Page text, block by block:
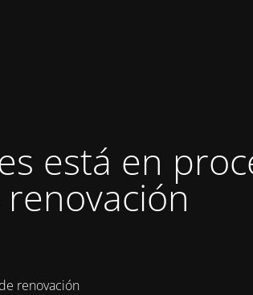
está en
renovación